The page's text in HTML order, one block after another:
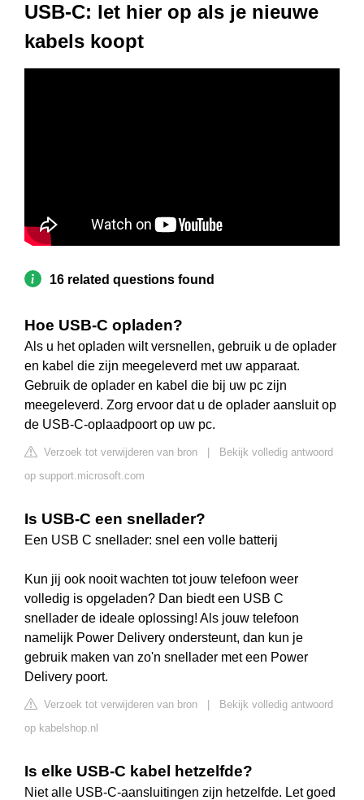
USB-C: let hier op als je nieuwe
kabels koopt
16 related questions found
Hoe USB-C opladen?
Als u het opladen wilt versnellen, gebruik u de oplader
en kabel die zijn meegeleverd met uw apparaat.
Gebruik de oplader en kabel die bij uw pc zijn
meegeleverd. Zorg ervoor dat u de oplader aansluit op
de USB-C-oplaadpoort op uw pc.
Verzoek tot verwijderen van bron
Bekijk volledig antwoord
op support.microsoft.com
Is USB-C een snellader?
Een USB C snellader: snel een volle batterij
Kun jij ook nooit wachten tot jouw telefoon weer
volledig is opgeladen? Dan biedt een USB C
snellader de ideale oplossing! Als jouw telefoon
namelijk Power Delivery ondersteunt, dan kun je
gebruik maken van zo'n snellader met een Power
Delivery poort.
Verzoek tot verwijderen van bron
Bekijk volledig antwoord
op kabelshop.nl
Is elke USB-C kabel hetzelfde?
Niet alle USB-C-aansluitingen zijn hetzelfde. Let goed